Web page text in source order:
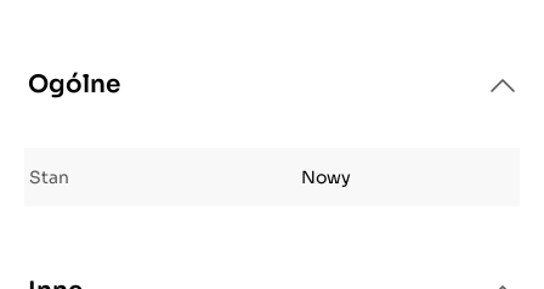
Ogólne
Stan Nowy